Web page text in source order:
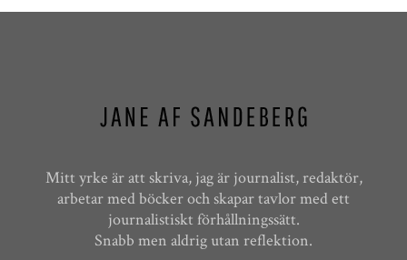
Mitt yrke är att skriva, jag är journalist, redaktör,
arbetar med böcker och skapar tavlor med ett
journalistiskt förhållningssätt.
Snabb men aldrig utan reflektion.